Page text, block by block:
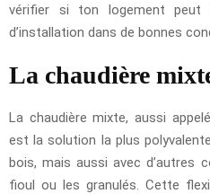
vérifier si ton logement peut
d’installation dans de bonnes
La chaudière
La chaudière mixte, aussi
est la solution la plus
bois, mais aussi avec d’autres
fioul ou les granulés. Cette